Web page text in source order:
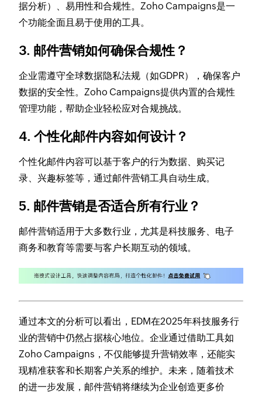
据分析）、易用性和合规性。Zoho Campaigns是一
个功能全面且易于使用的工具。
3. 邮件营销如何确保合规性？
企业需遵守全球数据隐私法规（如GDPR），确保客户
数据的安全性。Zoho Campaigns提供内置的合规性
管理功能，帮助企业轻松应对合规挑战。
4. 个性化邮件内容如何设计？
个性化邮件内容可以基于客户的行为数据、购买记
录、兴趣标签等，通过邮件营销工具自动生成。
5. 邮件营销是否适合所有行业？
邮件营销适用于大多数行业，尤其是科技服务、电子
商务和教育等需要与客户长期互动的领域。
通过本文的分析可以看出，EDM在2025年科技服务行
业的营销中仍然占据核心地位。企业通过借助工具如
Zoho Campaigns，不仅能够提升营销效率，还能实
现精准获客和长期客户关系的维护。未来，随着技术
的进一步发展，邮件营销将继续为企业创造更多价